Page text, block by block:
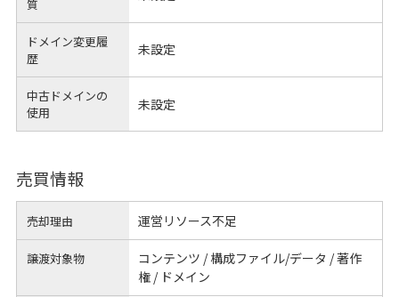
質
ドメイン変更履
歴
未設定
中古ドメインの
使用
未設定
売買情報
売却理由 運営リソース不足
譲渡対象物
コンテンツ / 構成ファイル/データ / 著作
権 / ドメイン